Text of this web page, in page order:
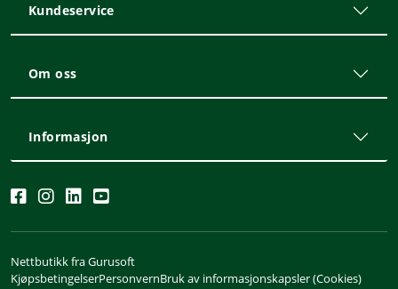
Kundeservice
Om oss
Informasjon
Nettbutikk fra Gurusoft
KjøpsbetingelserPersonvernBruk av informasjonskapsler (Cookies)